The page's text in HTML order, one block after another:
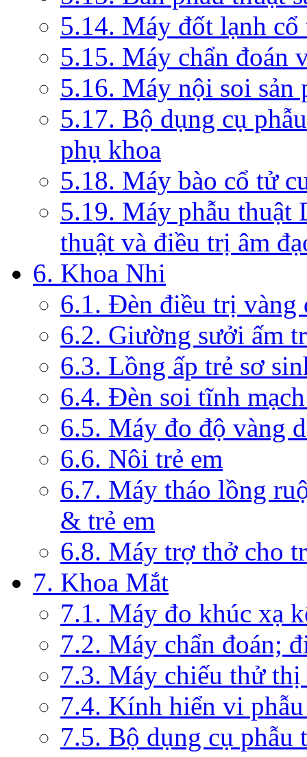
5.14. Máy đốt lạnh
5.15. Máy chẩn đoán
5.16. Máy nội soi sản
5.17. Bộ dụng cụ
phụ khoa
5.18. Máy bào cổ tử
5.19. Máy phẫu thuật
thuật và điều trị âm
6. Khoa Nhi
6.1. Đèn điều trị vàng
6.2. Giường sưởi ấm
6.3. Lồng ấp trẻ sơ
6.4. Đèn soi tĩnh
6.5. Máy đo độ vàng
6.6. Nôi trẻ em
6.7. Máy tháo lồng
& trẻ em
6.8. Máy trợ thở cho
7. Khoa Mắt
7.1. Máy đo khúc xạ
7.2. Máy chẩn đoán;
7.3. Máy chiếu thử
7.4. Kính hiển vi
7.5. Bộ dụng cụ phẫu